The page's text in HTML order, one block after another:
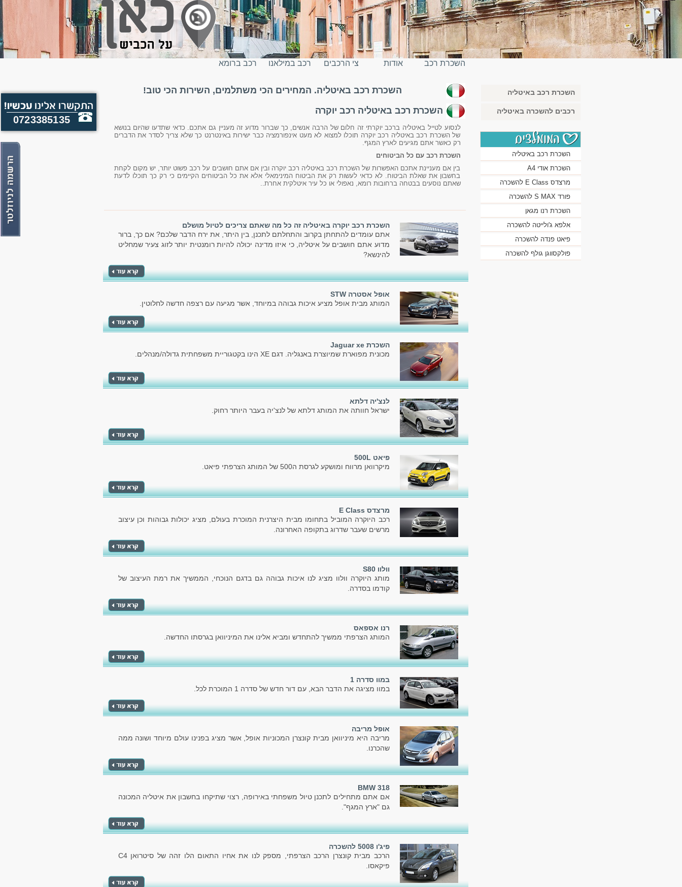
0723385135
השכרת רכב
באיטליה
אודות צי הרכבים רכב במילאנו רכב ברומא
השכרת רכב באיטליה. המחירים הכי משתלמים, השירות הכי טוב!
השכרת רכב באיטליה רכב יוקרה
לנסוע לטייל באיטליה ברכב יוקרתי זה חלום של הרבה אנשים, כך שברור מדוע זה מעניין גם אתכם. כדאי שתדעו שהיום בנושא
של השכרת רכב באיטליה רכב יוקרה תוכלו למצוא לא מעט אינפורמציה כבר ישירות באינטרנט כך שלא צריך לסדר את הדברים
רק כאשר אתם מגיעים לארץ המגף.
השכרת רכב עם כל הביטוחים
בין אם מעניינת אתכם האפשרות של השכרת רכב באיטליה רכב יוקרה ובין אם אתם חושבים על רכב פשוט יותר, יש מקום לקחת
בחשבון את שאלת הביטוח. לא כדאי לעשות רק את הביטוח המינימאלי אלא את כל הביטוחים הקיימים כי רק כך תוכלו לדעת
שאתם נוסעים בבטחה ברחובות רומא, נאפולי או כל עיר איטלקית אחרת..
השכרת רכב יוקרה באיטליה זה כל מה שאתם צריכים לטיול מושלם
אתם עומדים להתחתן בקרוב והתחלתם לתכנן, בין היתר, את ירח הדבר שלכם? אם כך, ברור
מדוע אתם חושבים על איטליה, כי איזו מדינה יכולה להיות רומנטית יותר לזוג צעיר שמחליט
להינשא?
אופל אסטרה STW
המותג מבית אופל מציע איכות גבוהה במיוחד, אשר מגיעה עם רצפה חדשה לחלוטין.
השכרת Jaguar xe
מכונית מפוארת שמיוצרת באנגליה. דגם XE הינו בקטגוריית משפחתית גדולה/מנהלים.
לנצ'יה דלתא
ישראל חוותה את המותג דלתא של לנצ'יה בעבר היותר רחוק.
פיאט 500L
מיקרוואן מרווח ומושקע לגרסת ה500 של המותג הצרפתי פיאט.
מרצדס E Class
רכב היוקרה המוביל בתחומו מבית היצרנית המוכרת בעולם, מציג יכולות גבוהות וכן עיצוב
מרשים שעבר שדרוג בתקופה האחרונה.
וולוו S80
מותג היוקרה וולוו מציג לנו איכות גבוהה גם בדגם הנוכחי, הממשיך את רמת העיצוב של
קודמו בסדרה.
רנו אספאס
המותג הצרפתי ממשיך להתחדש ומביא אלינו את המיניוואן בגרסתו החדשה.
במוו סדרה 1
במוו מציגה את הדבר הבא, עם דור חדש של סדרה 1 המוכרת לכל.
אופל מריבה
מריבה היא מיניוואן מבית קונצרן המכוניות אופל, אשר מציג בפנינו עולם מיוחד ושונה ממה
שהכרנו.
BMW 318
אם אתם מתחילים לתכנן טיול משפחתי באירופה, רצוי שתיקחו בחשבון את איטליה המכונה
גם "ארץ המגף".
פיג'ו 5008 להשכרה
הרכב מבית קונצרן הרכב הצרפתי, מספק לנו את אחיו התאום הלו זהה של סיטרואן C4
פיקאסו.
השכרת רכב באיטליה
רכבים להשכרה באיטליה
השכרת רכב באיטליה
השכרת אודי A4
מרצדס E Class להשכרה
פורד S MAX להשכרה
השכרת רנו מגאן
אלפא ג'ולייטה להשכרה
פיאט פנדה להשכרה
פולקסווגן גולף להשכרה